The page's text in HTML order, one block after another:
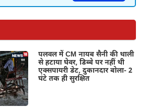
पलवल में CM नायब सैनी की थाली
से हटाया घेवर, डिब्बे पर नहीं थी
एक्सपायरी डेट, दुकानदार बोला- 2
घंटे तक ही सुरक्षित